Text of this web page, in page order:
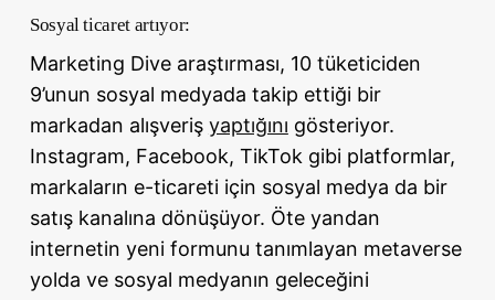
Sosyal ticaret artıyor:
Marketing Dive araştırması, 10 tüketiciden
9’unun sosyal medyada takip ettiği bir
markadan alışveriş yaptığını gösteriyor.
Instagram, Facebook, TikTok gibi platformlar,
markaların e-ticareti için sosyal medya da bir
satış kanalına dönüşüyor. Öte yandan
internetin yeni formunu tanımlayan metaverse
yolda ve sosyal medyanın geleceğini